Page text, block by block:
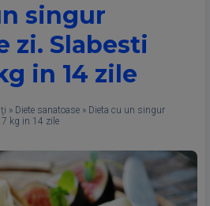
singur
zi. Slabesti
in 14 zile
» Diete sanatoase » Dieta cu un singur
kg in 14 zile